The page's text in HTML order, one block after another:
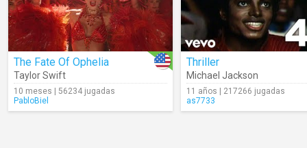
The Fate Of Ophelia
Taylor Swift
10 meses | 56234 jugadas
PabloBiel
Thriller
Michael Jackson
11 años | 217266 jugadas
as7733